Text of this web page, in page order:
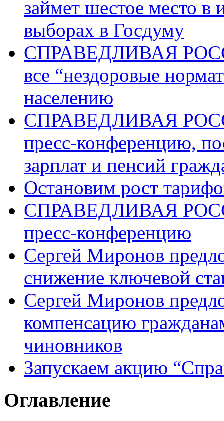
займет шестое место в
выборах в Госдуму
СПРАВЕДЛИВАЯ
все “нездоровые
населению
СПРАВЕДЛИВАЯ
пресс-конференцию,
зарплат и пенсий
Остановим рост
СПРАВЕДЛИВАЯ
пресс-конференцию
Сергей Миронов
снижение ключевой
Сергей Миронов
компенсацию
чиновников
Запускаем акцию
Оглавление